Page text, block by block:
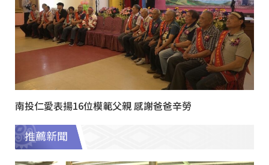
南投仁愛表揚16位模範父親 感謝爸爸辛勞
推薦新聞